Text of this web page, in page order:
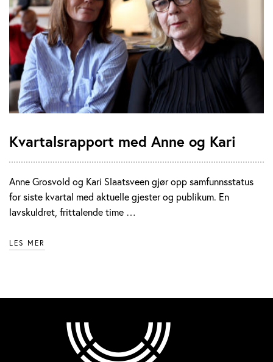
Kvartalsrapport med Anne og Kari
Anne Grosvold og Kari Slaatsveen gjør opp samfunnsstatus
for siste kvartal med aktuelle gjester og publikum. En
lavskuldret, frittalende time …
LES MER